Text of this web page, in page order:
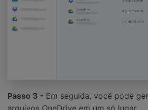
Passo 3 - Em seguida, você pode